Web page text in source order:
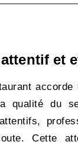
et
accorde
qualité du
Cette